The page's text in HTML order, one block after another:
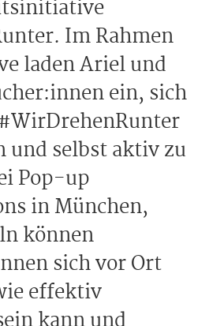
Im Rahmen
laden Ariel und
ein, sich
und selbst aktiv zu
Pop-up
in München,
können
sich vor Ort
effektiv